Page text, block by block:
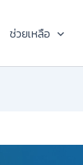
ช่วยเหลือ